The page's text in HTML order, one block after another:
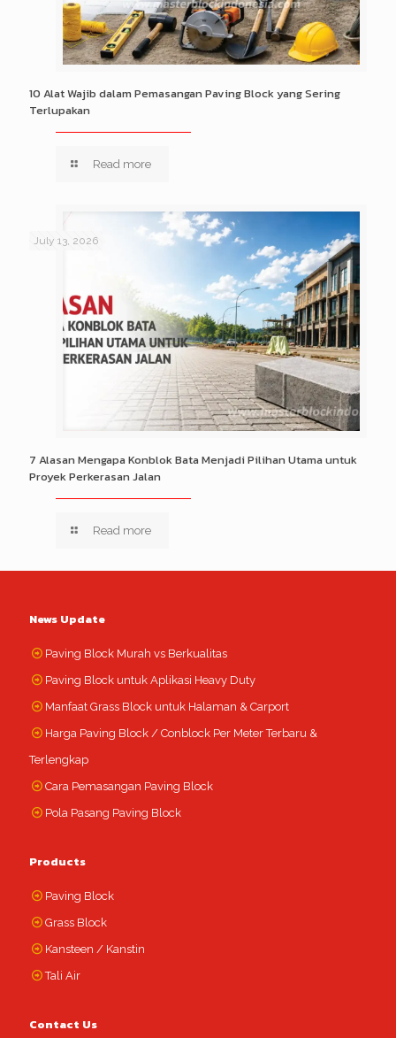
10 Alat Wajib dalam Pemasangan Paving Block yang Sering
Terlupakan
Read more
July 13, 2026
7 Alasan Mengapa Konblok Bata Menjadi Pilihan Utama untuk
Proyek Perkerasan Jalan
Read more
News Update
Paving Block Murah vs Berkualitas
Paving Block untuk Aplikasi Heavy Duty
Manfaat Grass Block untuk Halaman & Carport
Harga Paving Block / Conblock Per Meter Terbaru &
Terlengkap
Cara Pemasangan Paving Block
Pola Pasang Paving Block
Products
Paving Block
Grass Block
Kansteen / Kanstin
Tali Air
Contact Us